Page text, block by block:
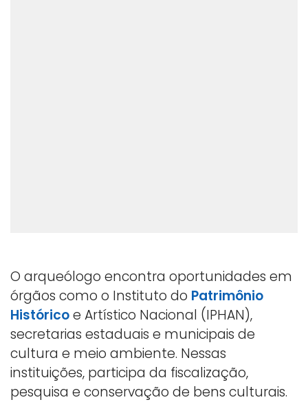
O arqueólogo encontra oportunidades em
órgãos como o Instituto do Patrimônio
Históricoe Artístico Nacional (IPHAN),
secretarias estaduais e municipais de
cultura e meio ambiente. Nessas
instituições, participa da fiscalização,
pesquisa e conservação de bens culturais.